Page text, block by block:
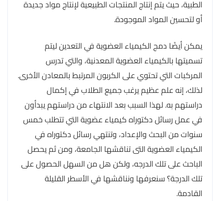
الطبية، حيث يتم إنتاج المنتجات الطبيعية لإنتاج مواد جديدة
أو لتحسين المواد الموجودة.
يمكن أيضًا دمج الكيمياء العضوية في التعدين ليتم
تسميتها بالكيمياء العضوية المعدنية، والتي تدرس
المركبات التي تحتوي على الكربون المرتبط بالمعادن الأخرى.
لذلك، إنه علم عظيم يرغب جميع الطلاب في إكمال
دراستهم به. لهذا السبب بعد الانتهاء من دراستهم يبدأون
في عمل رسائل دكتوراه كيمياء عضوية التي تتطلب خمس
سنوات من البحث والإعداد، وتنتهي رسائل دكتوراه في
الكيمياء العضوية التى تناقشها الجامعة، ومن ثم يحصل
الباحث على تلك الدرجه، ولكن هل من السهل الحصول على
تلك الدرجة؟ سنعرفها ونناقشها في الأسطر القليلة
القادمة.